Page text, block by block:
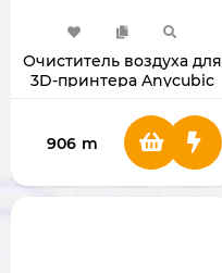
Очиститель воздуха для
3D-принтера Anycubic
906 m